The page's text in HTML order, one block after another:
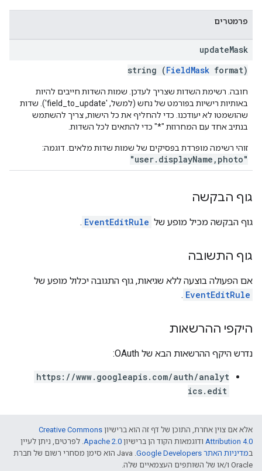
פרמטרים
updateMask
string (FieldMask format)
חובה. רשימת השדות שצריך לעדכן. שמות השדות חייבים להיות
באותיות רישיות בפורמט של נחש (למשל, 'field_to_update'). שדות
שהושמטו לא יעודכנו. כדי להחליף את כל הישות, צריך להשתמש
בנתיב אחד עם המחרוזת "*" כדי להתאים לכל השדות.
זוהי רשימה מופרדת בפסיקים של שמות שדות מלאים. דוגמה:
"user.displayName,photo"
גוף הבקשה
גוף הבקשה מכיל מופע של EventEditRule
.
גוף התשובה
אם הפעולה בוצעה ללא שגיאות, גוף התגובה יכלול מופע של
EventEditRule
.
היקפי ההרשאות
נדרש היקף ההרשאות הבא של OAuth:
https://www.googleapis.com/auth/analyt
ics.edit
אלא אם צוין אחרת, התוכן של דף זה הוא ברישיון Creative Commons
Attribution 4.0 ודוגמאות הקוד הן ברישיון Apache 2.0. לפרטים, ניתן לעיין
במדיניות האתר Google Developers‏
.‏ Java הוא סימן מסחרי רשום של חברת
Oracle ו/או של השותפים העצמאיים שלה.